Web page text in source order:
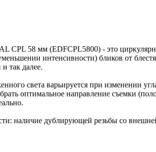
CPL 58 мм (EDFCPL5800) - это
интенсивности) бликов от
так далее.
света варьируется при изменении
оптимальное направление съемки
наличие дублирующей резьбы со